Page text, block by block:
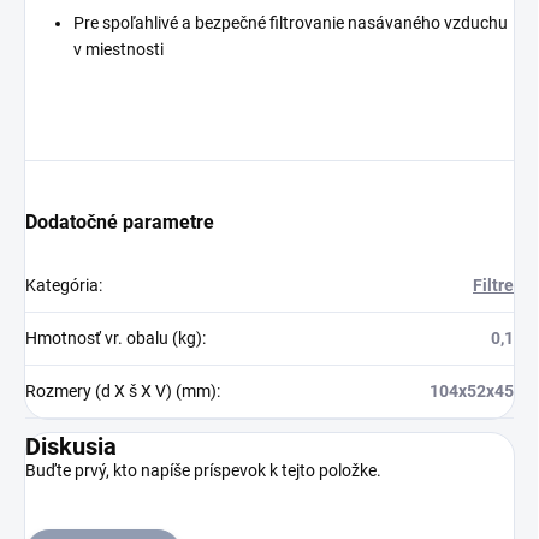
Pre spoľahlivé a bezpečné filtrovanie nasávaného vzduchu
v miestnosti
Dodatočné parametre
Kategória: Filtre
Hmotnosť vr. obalu (kg): 0,1
Rozmery (d X š X V) (mm): 104x52x45
Diskusia
Buďte prvý, kto napíše príspevok k tejto položke.